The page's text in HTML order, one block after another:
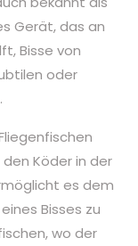
Gerät, das an
Bisse von
oder
Köder in der
es dem
Bisses zu
wo der